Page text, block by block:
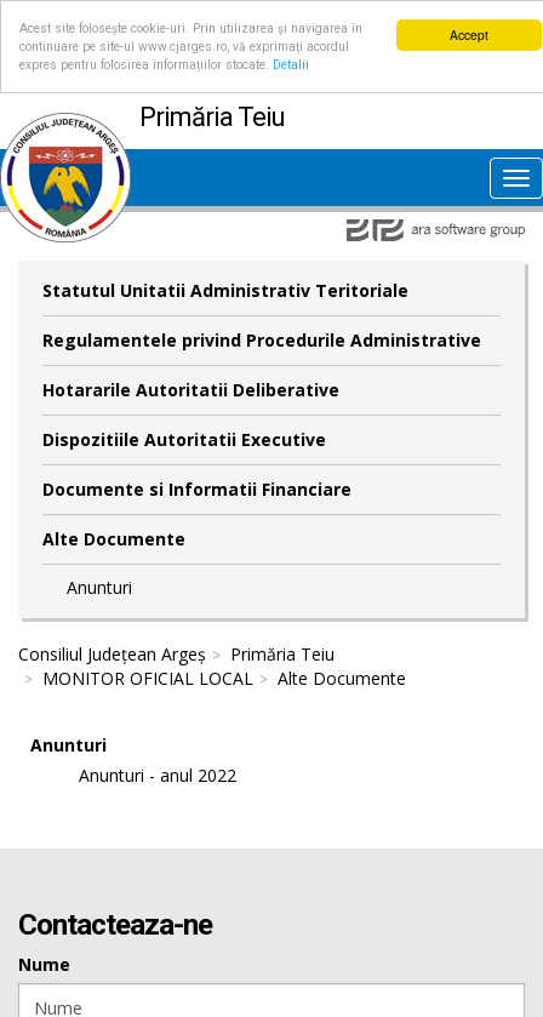
Accept
Acest site folosește cookie-uri. Prin utilizarea și navigarea în
continuare pe site-ul www.cjarges.ro, vă exprimați acordul
expres pentru folosirea informațiilor stocate.
Detalii
Primăria Teiu
Statutul Unitatii Administrativ Teritoriale
Regulamentele privind Procedurile Administrative
Hotararile Autoritatii Deliberative
Dispozitiile Autoritatii Executive
Documente si Informatii Financiare
Alte Documente
Anunturi
Consiliul Județean Argeș
Primăria Teiu
MONITOR OFICIAL LOCAL
Alte Documente
Anunturi
Anunturi - anul 2022
Contacteaza-ne
Nume